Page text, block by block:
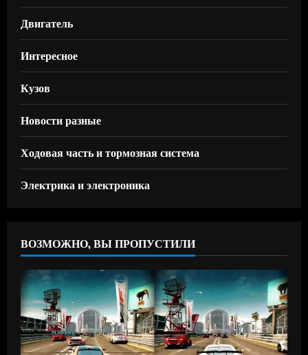
Двигатель
Интересное
Кузов
Новости разные
Ходовая часть и тормозная система
Электрика и электроника
ВОЗМОЖНО, ВЫ ПРОПУСТИЛИ